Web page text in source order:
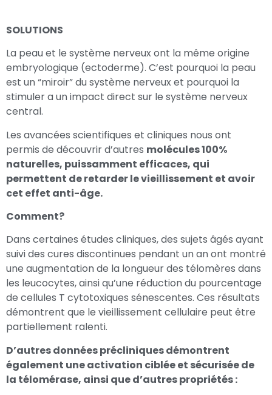
SOLUTIONS
La peau et le système nerveux ont la même origine
embryologique (ectoderme). C’est pourquoi la peau
est un “miroir” du système nerveux et pourquoi la
stimuler a un impact direct sur le système nerveux
central.
Les avancées scientifiques et cliniques nous ont
permis de découvrir d’autres molécules 100%
naturelles, puissamment efficaces, qui
permettent de retarder le vieillissement et avoir
cet effet anti-âge.
Comment?
Dans certaines études cliniques, des sujets âgés ayant
suivi des cures discontinues pendant un an ont montré
une augmentation de la longueur des télomères dans
les leucocytes, ainsi qu’une réduction du pourcentage
de cellules T cytotoxiques sénescentes. Ces résultats
démontrent que le vieillissement cellulaire peut être
partiellement ralenti.
D’autres données précliniques démontrent
également une activation ciblée et sécurisée de
la télomérase, ainsi que d’autres propriétés :